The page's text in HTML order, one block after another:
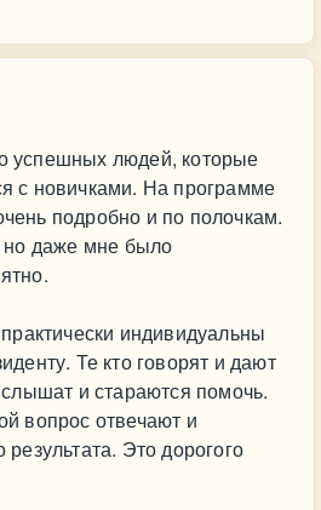
успешных людей, которые
с новичками. На программе
подробно и по полочкам.
но даже мне было
индивидуальны
Те кто говорят и дают
и стараются помочь.
вопрос отвечают и
Это дорогого